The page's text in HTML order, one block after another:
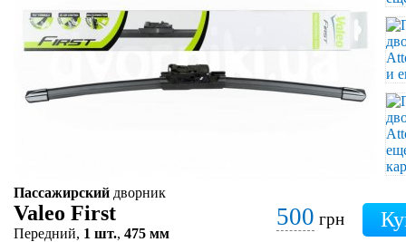
Пассажирский дворник
Valeo First
Передний, 1 шт., 475 мм
500 грн